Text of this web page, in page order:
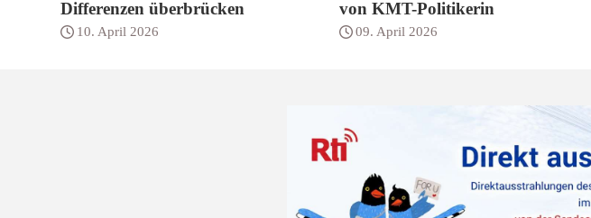
Differenzen überbrücken
10. April 2026
von KMT-Politikerin
09. April 2026